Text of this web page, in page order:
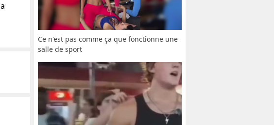
Ce n'est pas comme ça que fonctionne une
salle de sport